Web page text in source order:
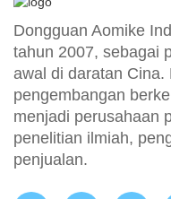
Dongguan Aomike
tahun 2007, sebagai
awal di daratan Cina.
pengembangan
menjadi perusahaan
penelitian ilmiah,
penjualan.